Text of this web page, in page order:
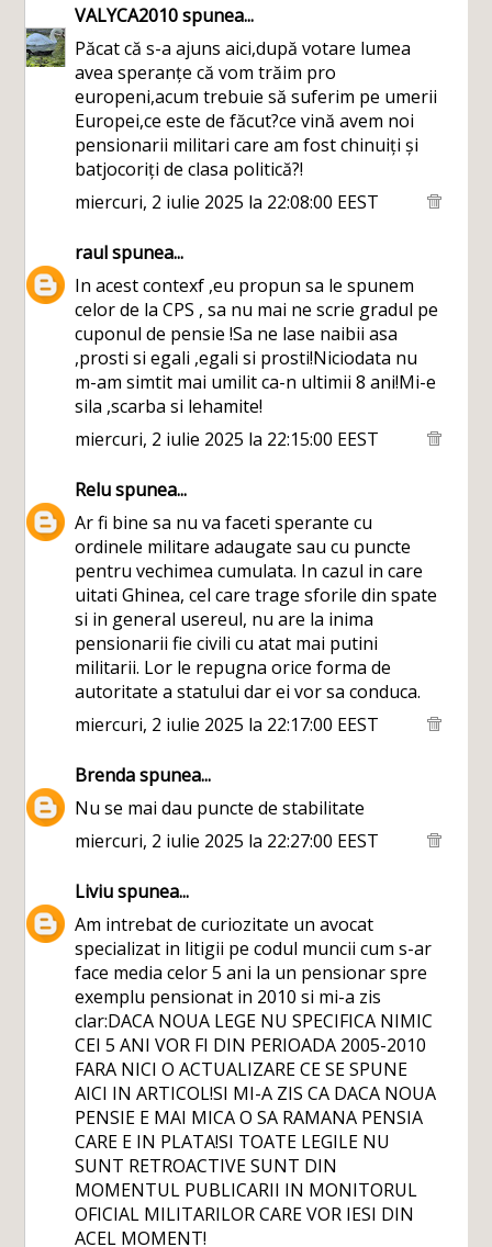
VALYCA2010spunea...
Păcat că s-a ajuns aici,după votare lumea
avea speranțe că vom trăim pro
europeni,acum trebuie să suferim pe umerii
Europei,ce este de făcut?ce vină avem noi
pensionarii militari care am fost chinuiți și
batjocoriți de clasa politică?!
miercuri, 2 iulie 2025 la 22:08:00 EEST
raulspunea...
In acest contexf ,eu propun sa le spunem
celor de la CPS , sa nu mai ne scrie gradul pe
cuponul de pensie !Sa ne lase naibii asa
,prosti si egali ,egali si prosti!Niciodata nu
m-am simtit mai umilit ca-n ultimii 8 ani!Mi-e
sila ,scarba si lehamite!
miercuri, 2 iulie 2025 la 22:15:00 EEST
Reluspunea...
Ar fi bine sa nu va faceti sperante cu
ordinele militare adaugate sau cu puncte
pentru vechimea cumulata. In cazul in care
uitati Ghinea, cel care trage sforile din spate
si in general usereul, nu are la inima
pensionarii fie civili cu atat mai putini
militarii. Lor le repugna orice forma de
autoritate a statului dar ei vor sa conduca.
miercuri, 2 iulie 2025 la 22:17:00 EEST
Brendaspunea...
Nu se mai dau puncte de stabilitate
miercuri, 2 iulie 2025 la 22:27:00 EEST
Liviuspunea...
Am intrebat de curiozitate un avocat
specializat in litigii pe codul muncii cum s-ar
face media celor 5 ani la un pensionar spre
exemplu pensionat in 2010 si mi-a zis
clar:DACA NOUA LEGE NU SPECIFICA NIMIC
CEI 5 ANI VOR FI DIN PERIOADA 2005-2010
FARA NICI O ACTUALIZARE CE SE SPUNE
AICI IN ARTICOL!SI MI-A ZIS CA DACA NOUA
PENSIE E MAI MICA O SA RAMANA PENSIA
CARE E IN PLATA!SI TOATE LEGILE NU
SUNT RETROACTIVE SUNT DIN
MOMENTUL PUBLICARII IN MONITORUL
OFICIAL MILITARILOR CARE VOR IESI DIN
ACEL MOMENT!